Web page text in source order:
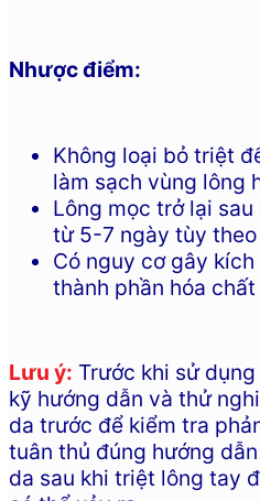
Nhược điểm:
Không loại bỏ triệt
làm sạch vùng lông
Lông mọc trở lại
từ 5-7 ngày tùy
Có nguy cơ gây
thành phần hóa
Lưu ý: Trước khi sử
kỹ hướng dẫn và thử
da trước để kiểm tra
tuân thủ đúng hướng
da sau khi triệt lông tay